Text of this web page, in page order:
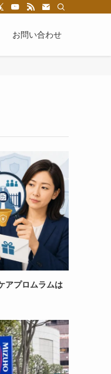
お問い合わせ
アプロムラムは